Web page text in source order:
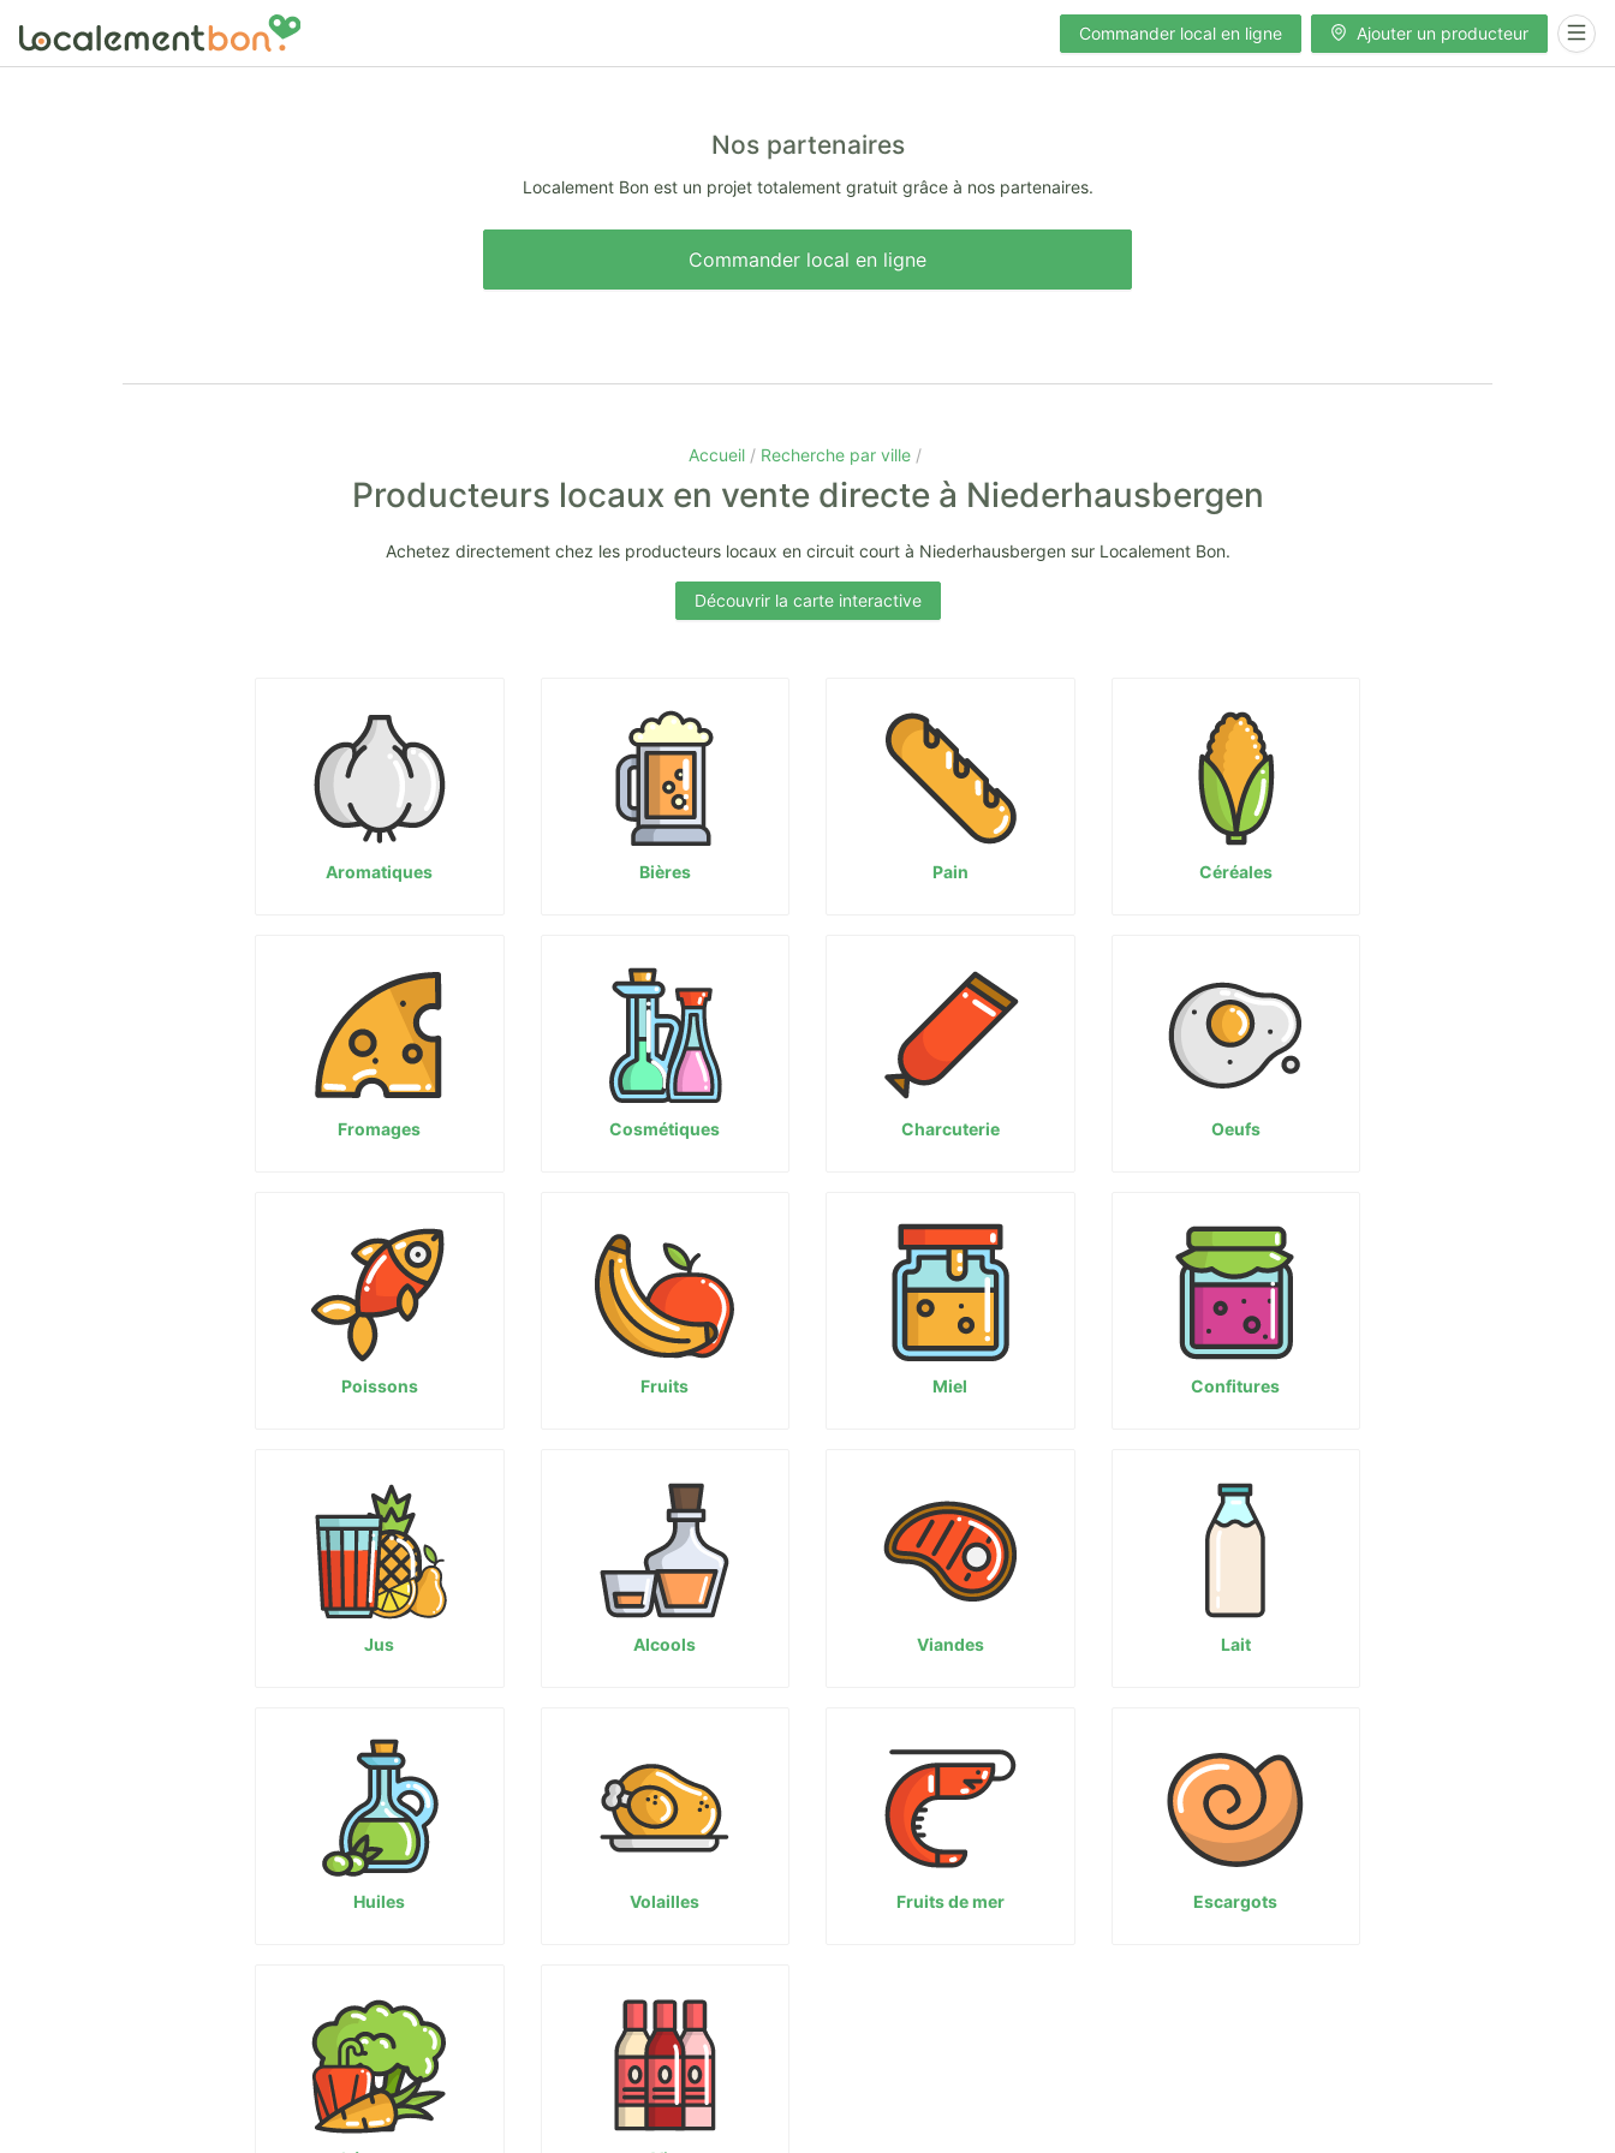
Commander local en ligne Ajouter un producteur
Nos partenaires
Localement Bon est un projet totalement gratuit grâce à nos partenaires.
Commander local en ligne
Accueil Recherche par ville
Producteurs locaux en vente directe à Niederhausbergen
Achetez directement chez les producteurs locaux en circuit court à Niederhausbergen sur Localement Bon.
Découvrir la carte interactive
Aromatiques Bières Pain Céréales
Fromages Cosmétiques Charcuterie Oeufs
Poissons Fruits Miel Confitures
Jus Alcools Viandes Lait
Huiles Volailles Fruits de mer Escargots